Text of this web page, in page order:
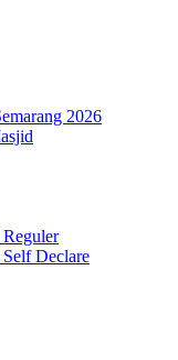
2026
Declare